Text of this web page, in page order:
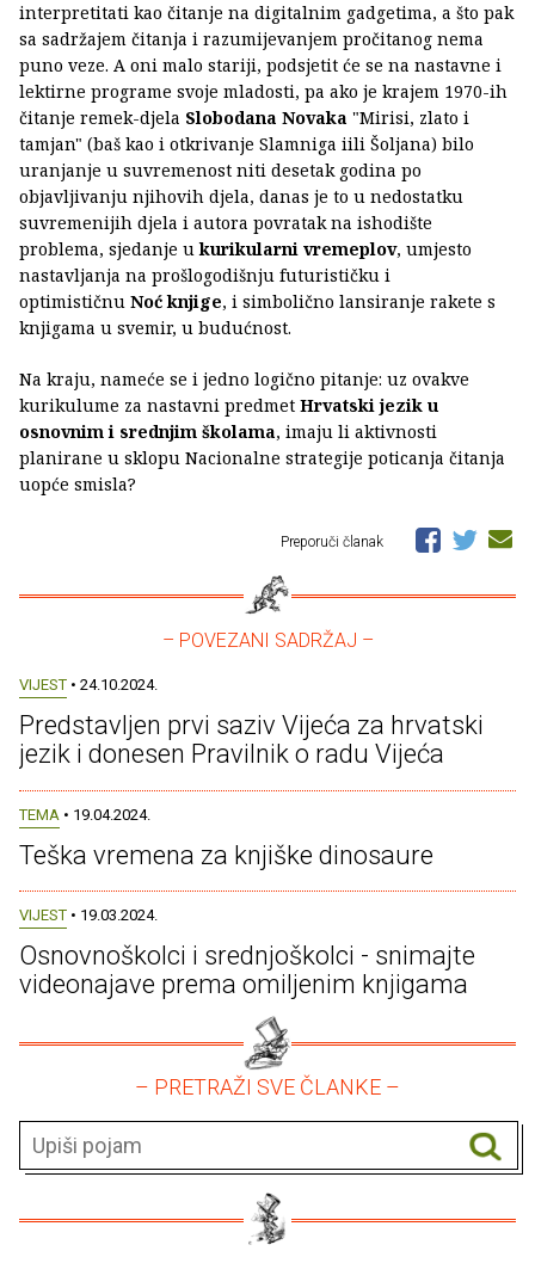
interpretitati kao čitanje na digitalnim gadgetima, a što pak
sa sadržajem čitanja i razumijevanjem pročitanog nema
puno veze. A oni malo stariji, podsjetit će se na nastavne i
lektirne programe svoje mladosti, pa ako je krajem 1970-ih
čitanje remek-djela Slobodana Novaka "Mirisi, zlato i
tamjan" (baš kao i otkrivanje Slamniga iili Šoljana) bilo
uranjanje u suvremenost niti desetak godina po
objavljivanju njihovih djela, danas je to u nedostatku
suvremenijih djela i autora povratak na ishodište
problema, sjedanje ukurikularni vremeplov, umjesto
nastavljanja na prošlogodišnju futurističku i
optimističnu Noć knjige, i simbolično lansiranje rakete s
knjigama u svemir, u budućnost.
Na kraju, nameće se i jedno logično pitanje: uz ovakve
kurikulume za nastavni predmet Hrvatski jezik u
osnovnim i srednjim školama, imaju li aktivnosti
planirane u sklopu Nacionalne strategije poticanja čitanja
uopće smisla?
Preporuči članak
– POVEZANI SADRŽAJ –
VIJEST • 24.10.2024.
Predstavljen prvi saziv Vijeća za hrvatski
jezik i donesen Pravilnik o radu Vijeća
TEMA • 19.04.2024.
Teška vremena za knjiške dinosaure
VIJEST • 19.03.2024.
Osnovnoškolci i srednjoškolci - snimajte
videonajave prema omiljenim knjigama
– PRETRAŽI SVE ČLANKE –